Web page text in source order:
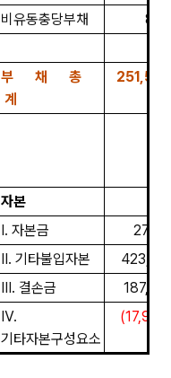
비유동충당부채
부 채 총
계
자본
Ⅰ. 자본금
Ⅱ. 기타불입자본
Ⅲ. 결손금
Ⅳ.
기타자본구성요소